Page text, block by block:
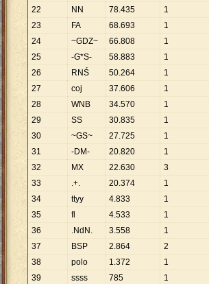
22
NN 78.435 1
23
FA 68.693 1
24
~GDZ~ 66.808 1
25
-G*S- 58.883 1
26
RNŚ 50.264 1
27
coj 37.606 1
28
WNB 34.570 1
29
SS 30.835 1
30
~GS~ 27.725 1
31
-DM- 20.820 1
32
MX 22.630 3
33
.+. 20.374 1
34
ttyy 4.833 1
35
fl 4.533 1
36
.NdN. 3.558 1
37
BSP 2.864 2
38
polo 1.372 1
39
ssss 785 1